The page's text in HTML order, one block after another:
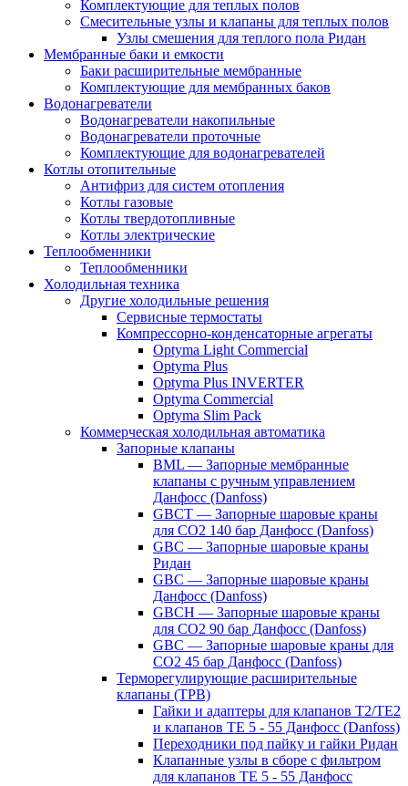
Комплектующие для теплых полов
Смесительные узлы и клапаны для теплых полов
Узлы смешения для теплого пола Ридан
Мембранные баки и емкости
Баки расширительные мембранные
Комплектующие для мембранных баков
Водонагреватели
Водонагреватели накопильные
Водонагреватели проточные
Комплектующие для водонагревателей
Котлы отопительные
Антифриз для систем отопления
Котлы газовые
Котлы твердотопливные
Котлы электрические
Теплообменники
Теплообменники
Холодильная техника
Другие холодильные решения
Сервисные термостаты
Компрессорно-конденсаторные агрегаты
Optyma Light Commercial
Optyma Plus
Optyma Plus INVERTER
Optyma Commercial
Optyma Slim Pack
Коммерческая холодильная автоматика
Запорные клапаны
BML — Запорные мембранные
клапаны с ручным управлением
Данфосс (Danfoss)
GBCT — Запорные шаровые краны
для CO2 140 бар Данфосс (Danfoss)
GBC — Запорные шаровые краны
Ридан
GBC — Запорные шаровые краны
Данфосс (Danfoss)
GBCH — Запорные шаровые краны
для CO2 90 бар Данфосс (Danfoss)
GBC — Запорные шаровые краны для
CO2 45 бар Данфосс (Danfoss)
Терморегулирующие расширительные
клапаны (ТРВ)
Гайки и адаптеры для клапанов T2/TE2
и клапанов TE 5 - 55 Данфосс (Danfoss)
Переходники под пайку и гайки Ридан
Клапанные узлы в сборе с фильтром
для клапанов TE 5 - 55 Данфосс